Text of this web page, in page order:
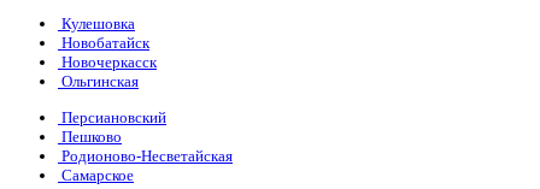
Кулешовка
Новобатайск
Новочеркасск
Ольгинская
Персиановский
Пешково
Родионово-Несветайская
Самарское